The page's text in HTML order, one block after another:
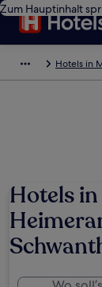
Zum Hauptinhalt
Hotels in
Hotels